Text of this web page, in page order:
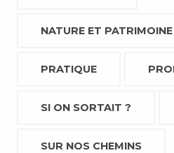
NATURE ET PATRIMOINE
PRATIQUE
SI ON SORTAIT ?
SUR NOS CHEMINS